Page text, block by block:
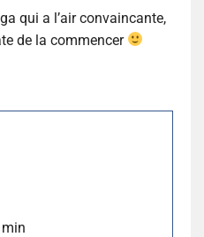
qui a l’air convaincante,
de la commencer